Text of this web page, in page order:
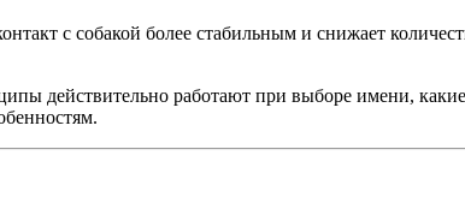
с собакой более стабильным и снижает
действительно работают при выборе имени,